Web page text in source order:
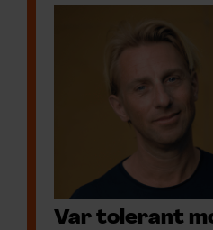
Var tolerant